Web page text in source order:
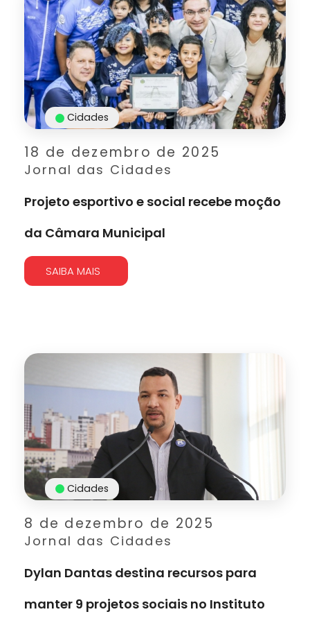
18 de dezembro de 2025
Jornal das Cidades
Cidades
Projeto esportivo e social recebe moção
da Câmara Municipal
SAIBA MAIS
8 de dezembro de 2025
Jornal das Cidades
Cidades
Dylan Dantas destina recursos para
manter 9 projetos sociais no Instituto